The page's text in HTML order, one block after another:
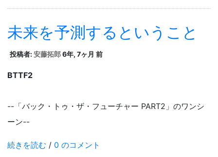
未来を予測するということ
投稿者:安藤拓郎6年, 7ヶ月 前
BTTF2
--「バック・トゥ・ザ・フューチャー PART2」のワンシ
ーン--
続きを読む / 0 のコメント